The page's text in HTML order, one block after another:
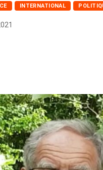
INTERNATIONAL